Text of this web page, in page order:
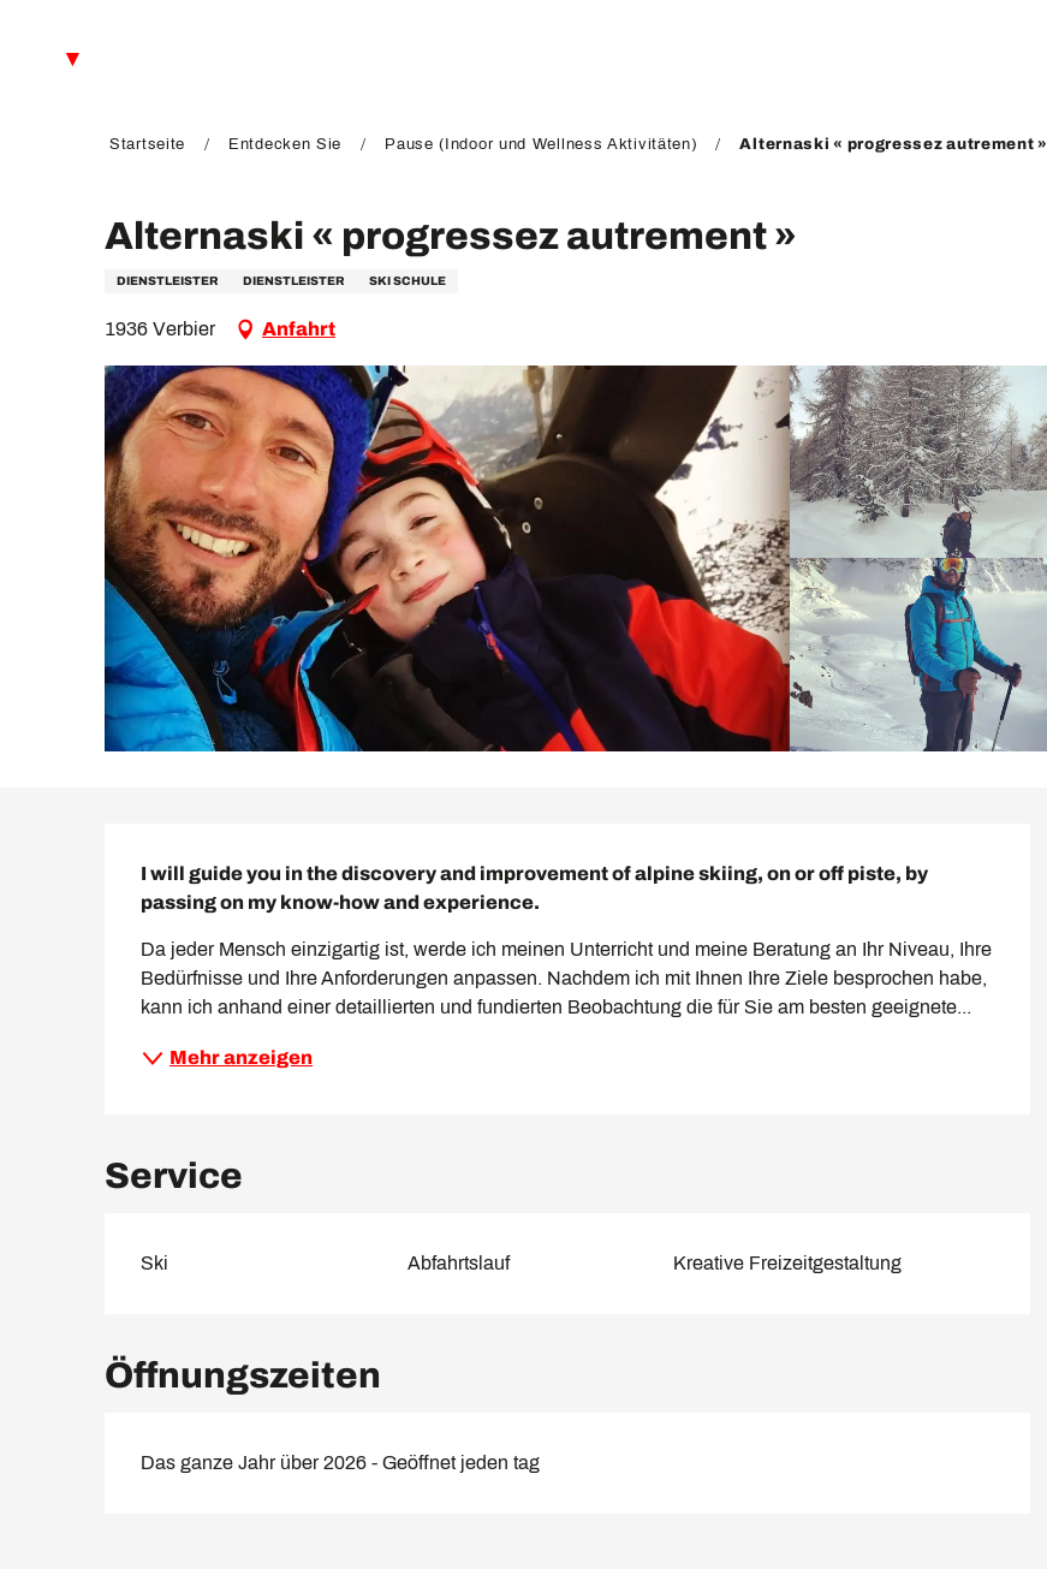
Startseite Entdecken Sie Pause (Indoor und Wellness Aktivitäten) Alternaski « progressez autrement »
Alternaski « progressez autrement »
DIENSTLEISTER DIENSTLEISTER SKI SCHULE
1936 Verbier Anfahrt
I will guide you in the discovery and improvement of alpine skiing, on or off piste, by
passing on my know-how and experience.
Da jeder Mensch einzigartig ist, werde ich meinen Unterricht und meine Beratung an Ihr Niveau, Ihre
Bedürfnisse und Ihre Anforderungen anpassen. Nachdem ich mit Ihnen Ihre Ziele besprochen habe,
kann ich anhand einer detaillierten und fundierten Beobachtung die für Sie am besten geeignete...
Mehr anzeigen
Service
Ski Abfahrtslauf Kreative Freizeitgestaltung
Öffnungszeiten
Das ganze Jahr über 2026 - Geöffnet jeden tag